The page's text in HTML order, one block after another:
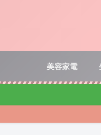
美容家電